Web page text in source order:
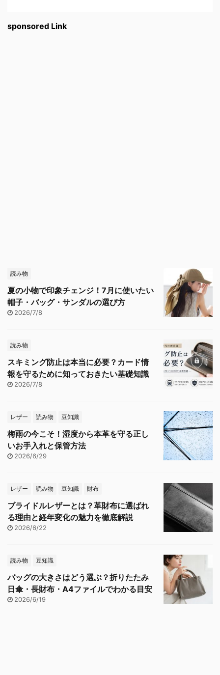
sponsored Link
読み物
夏の小物で印象チェンジ！7月に使いたい
帽子・バッグ・サンダルの選び方
2026/7/8
読み物
スキミング防止は本当に必要？カード情
報を守るために知っておきたい基礎知識
2026/7/8
レザー 読み物 豆知識
梅雨の今こそ！湿度から本革を守る正し
いお手入れと保管方法
2026/6/29
レザー 読み物 豆知識 財布
ブライドルレザーとは？革財布に選ばれ
る理由と経年変化の魅力を徹底解説
2026/6/22
読み物 豆知識
バッグの大きさはどう選ぶ？折りたたみ
日傘・長財布・A4ファイルでわかる目安
2026/6/19